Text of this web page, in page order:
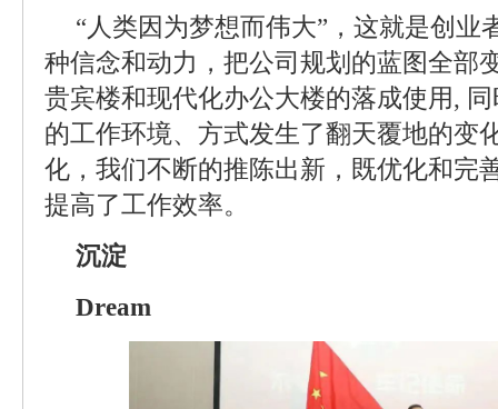
“人类因为梦想而伟大”，这就是创业
种信念和动力，把公司规划的蓝图全部
贵宾楼和现代化办公大楼的落成使用,
的工作环境、方式发生了翻天覆地的变
化，我们不断的推陈出新，既优化和完
提高了工作效率。
沉淀
Dream